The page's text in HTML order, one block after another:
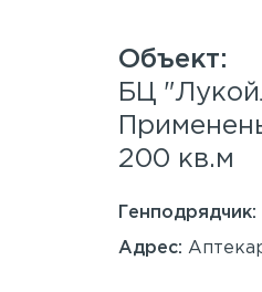
БЦ
200 кв.м
Генподрядчик:
Адрес: